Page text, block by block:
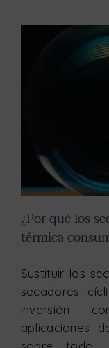
¿Por qué los
térmica
Sustituir los
secadores
inversión
aplicaciones